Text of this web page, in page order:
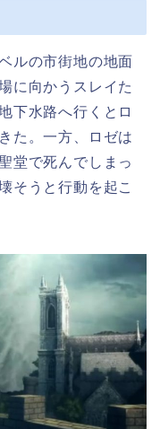
ルの市街地の地面
に向かうスレイた
下水路へ行くとロ
た。一方、ロゼは
堂で死んでしまっ
そうと行動を起こ